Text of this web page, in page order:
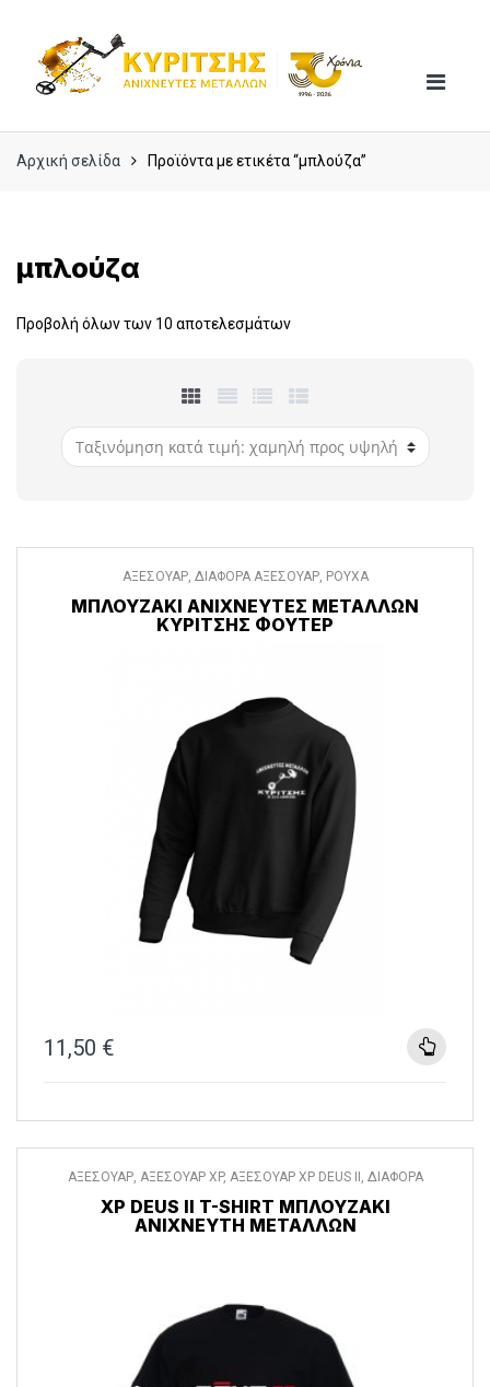
navigation
content
Αρχική σελίδα Προϊόντα με ετικέτα “μπλούζα”
μπλούζα
Προβολή όλων των 10 αποτελεσμάτων
ΑΞΕΣΟΥΑΡ, ΔΙΑΦΟΡΑ ΑΞΕΣΟΥΑΡ, ΡΟΥΧΑ
ΜΠΛΟΥΖΆΚΙ ΑΝΙΧΝΕΥΤΈΣ ΜΕΤΆΛΛΩΝ
ΚΥΡΊΤΣΗΣ ΦΟΥΤΕΡ
11,50 €
ΑΞΕΣΟΥΑΡ, ΑΞΕΣΟΥΑΡ XP, ΑΞΕΣΟΥΑΡ XP DEUS II , ΔΙΑΦΟΡΑ
XP DEUS II T-SHIRT ΜΠΛΟΥΖΆΚΙ
ΑΝΙΧΝΕΥΤΉ ΜΕΤΆΛΛΩΝ